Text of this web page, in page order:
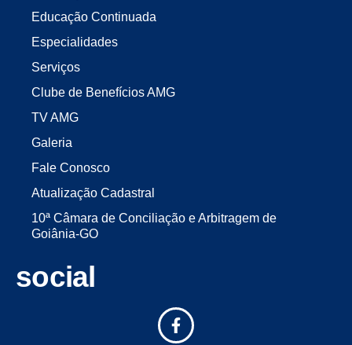
Educação Continuada
Especialidades
Serviços
Clube de Benefícios AMG
TV AMG
Galeria
Fale Conosco
Atualização Cadastral
10ª Câmara de Conciliação e Arbitragem de
Goiânia-GO
social